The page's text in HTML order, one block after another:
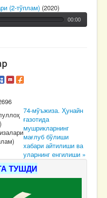
(2-тўплам) (2020)
00:00
74-мўъжиза. Ҳунайн
ғазотида
мушрикларнинг
мағлуб бўлиши
хабари айтилиши ва
уларнинг енгилиши »
ТУШДИ